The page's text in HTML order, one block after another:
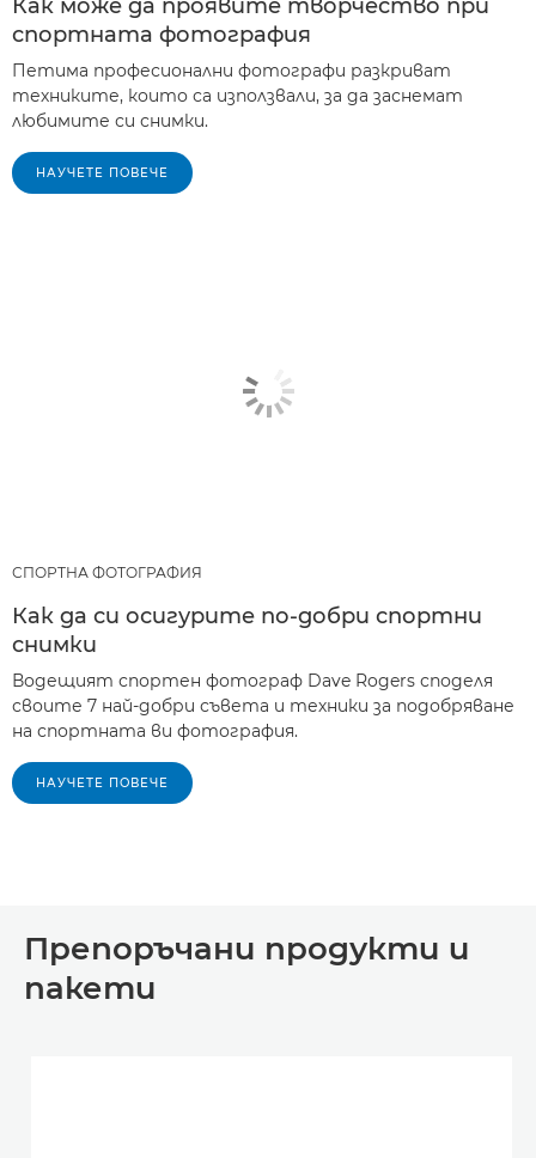
Как може да проявите творчество при
спортната фотография
Петима професионални фотографи разкриват
техниките, които са използвали, за да заснемат
любимите си снимки.
НАУЧЕТЕ ПОВЕЧЕ
СПОРТНА ФОТОГРАФИЯ
Как да си осигурите по-добри спортни
снимки
Водещият спортен фотограф Dave Rogers споделя
своите 7 най-добри съвета и техники за подобряване
на спортната ви фотография.
НАУЧЕТЕ ПОВЕЧЕ
Препоръчани продукти и
пакети